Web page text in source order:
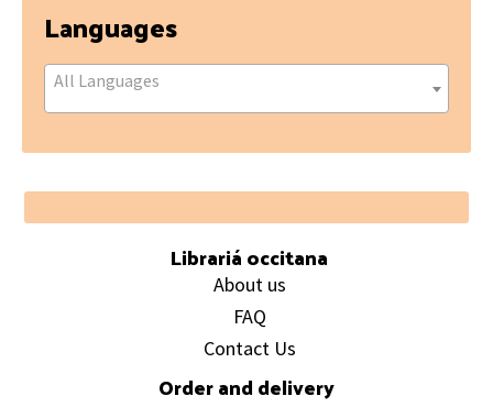
Languages
All Languages
Footer
Librariá occitana
About us
FAQ
Contact Us
Order and delivery